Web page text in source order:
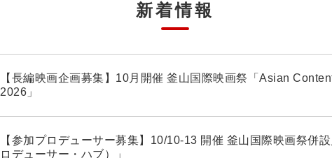
新着情報
【長編映画企画募集】10月開催 釜山国際映画祭「Asian
2026」
【参加プロデューサー募集】10/10-13 開催 釜山国際映画祭併
ロデューサー・ハブ）」